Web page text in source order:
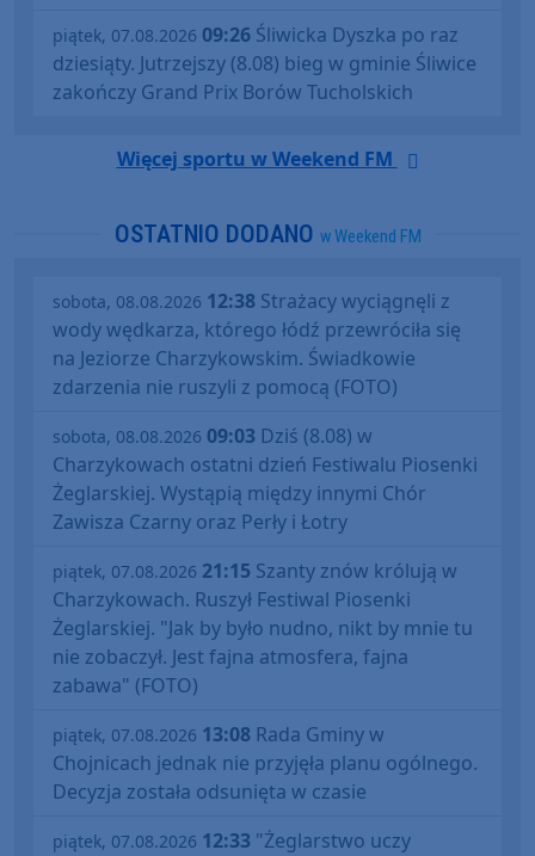
piątek, 07.08.2026 09:26 Śliwicka Dyszka po raz
dziesiąty. Jutrzejszy (8.08) bieg w gminie Śliwice
zakończy Grand Prix Borów Tucholskich
Więcej sportu w Weekend FM
OSTATNIO DODANO w Weekend FM
sobota, 08.08.2026 12:38 Strażacy wyciągnęli z
wody wędkarza, którego łódź przewróciła się
na Jeziorze Charzykowskim. Świadkowie
zdarzenia nie ruszyli z pomocą (FOTO)
sobota, 08.08.2026 09:03 Dziś (8.08) w
Charzykowach ostatni dzień Festiwalu Piosenki
Żeglarskiej. Wystąpią między innymi Chór
Zawisza Czarny oraz Perły i Łotry
piątek, 07.08.2026 21:15 Szanty znów królują w
Charzykowach. Ruszył Festiwal Piosenki
Żeglarskiej. "Jak by było nudno, nikt by mnie tu
nie zobaczył. Jest fajna atmosfera, fajna
zabawa" (FOTO)
piątek, 07.08.2026 13:08 Rada Gminy w
Chojnicach jednak nie przyjęła planu ogólnego.
Decyzja została odsunięta w czasie
piątek, 07.08.2026 12:33 "Żeglarstwo uczy